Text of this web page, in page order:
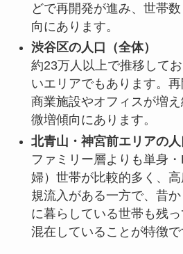
どで再開発が進み、世帯
向にあります。
渋谷区の人口（全体）
約23万人以上で推移して
いエリアでもあります。
商業施設やオフィスが増
微増傾向にあります。
北青山・神宮前エリアの
ファミリー層よりも単身
婦）世帯が比較的多く、
規流入がある一方で、昔
に暮らしている世帯も残
混在していることが特徴で